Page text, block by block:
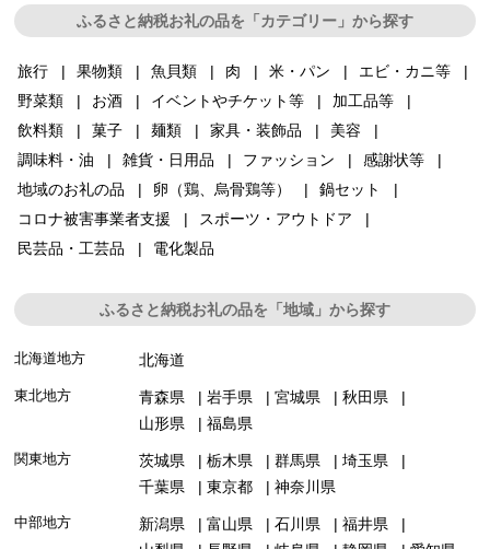
ふるさと納税お礼の品を「カテゴリー」から探す
旅行 果物類 魚貝類 肉 米・パン
エビ・カニ等
野菜類
お酒 イベントやチケット等
加工品等
飲料類
菓子 麺類 家具・装飾品
美容
調味料・油
雑貨・日用品 ファッション
感謝状等
地域のお礼の品
卵（鶏、烏骨鶏等）
鍋セット
コロナ被害事業者支援
スポーツ・アウトドア
民芸品・工芸品
電化製品
ふるさと納税お礼の品を「地域」から探す
北海道地方 北海道
東北地方 青森県 岩手県 宮城県
秋田県
山形県
福島県
関東地方 茨城県 栃木県 群馬県
埼玉県
千葉県
東京都 神奈川県
中部地方 新潟県 富山県 石川県
福井県